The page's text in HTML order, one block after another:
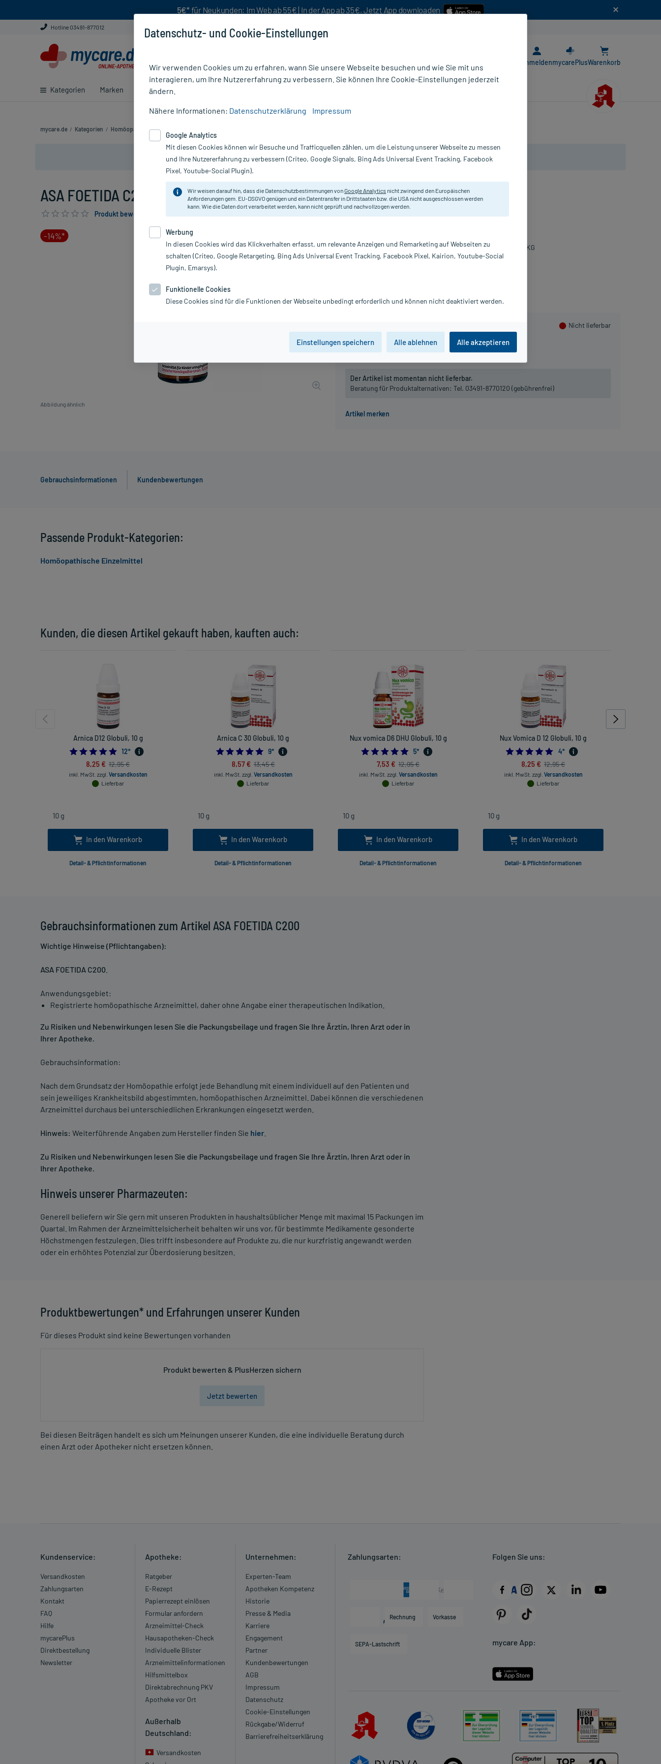
5€* für Neukunden: Im Web ab 55€ | In der App ab 35€. Jetzt App downloaden
Hotline 03491-877012
Kategorien Marken Ratgeber
AnmeldenmycarePlusWarenkorb
mycare.de / Kategorien / Homöopathie / Einzelmittel
Nur für kurze Zeit:Gratis-Versand* ab 19€ Mindestbestellwert!
ASA FOETIDA C200, 10 g
Produkt bewerten & PlusHerzen sichern
-14%*
Abbildung ähnlich
Grundpreis: 1.872,00 € / kg
Nicht lieferbar
10 g, C30 10 g, C200
Der Artikel ist momentan nicht lieferbar.
Beratung für Produktalternativen: Tel. 03491-8770120 (gebührenfrei)
Homöopathisches Arzneimittel.
Darreichung:
Globuli
Hersteller:
DHU-Arzneimittel GmbH & Co. KG
Gebrauchsinformationen Kundenbewertungen
Gebrauchsinformationen zum Artikel ASA FOETIDA C200
Wichtige Hinweise (Pflichtangaben):
ASA FOETIDA C200
Anwendungsgebiet:
Registrierte homöopathische Arzneimittel, daher ohne Angabe einer therapeutischen Indikation.
Zu Risiken und Nebenwirkungen lesen Sie die Packungsbeilage und fragen Sie Ihre Ärztin, Ihren Arzt oder in
Ihrer Apotheke.
Gebrauchsinformation:
Nach dem Grundsatz der Homöopathie erfolgt jede Behandlung mit einem individuell auf den Patienten und
sein jeweiliges Krankheitsbild abgestimmten, homöopathischen Arzneimittel. Dabei können die verschiedenen
Arzneimittel durchaus bei unterschiedlichen Erkrankungen eingesetzt werden.
Hinweis: Weiterführende Angaben zum Hersteller finden Sie hier
Zu Risiken und Nebenwirkungen lesen Sie die Packungsbeilage und fragen Sie Ihre Ärztin, Ihren Arzt oder in
Ihrer Apotheke.
Hinweis unserer Pharmazeuten:
Generell beliefern wir Sie gern mit unseren Produkten in haushaltsüblicher Menge mit maximal 15 Packungen im
Quartal. Im Rahmen der Arzneimittelsicherheit behalten wir uns vor, für bestimmte Medikamente gesonderte
Höchstmengen festzulegen. Dies trifft insbesondere auf Produkte zu, die nur kurzfristig angewandt werden
oder ein erhöhtes Potenzial zur Überdosierung besitzen.
Produktbewertungen* und Erfahrungen unserer Kunden
Für dieses Produkt sind keine Bewertungen vorhanden
Produkt bewerten & PlusHerzen sichern
Jetzt bewerten
Bei diesen Beiträgen handelt es sich um Meinungen unserer Kunden, die eine individuelle Beratung durch
einen Arzt oder Apotheker nicht ersetzen können.
Kunden, die diesen Artikel gekauft haben, kauften auch:
Arnica D12 Globuli, 10 g
5.0
12*
8,25 € 12,95 €
inkl. MwSt. zzgl. Versandkosten
Lieferbar
In den Warenkorb
Detail- & Pflichtinformationen
Arnica C 30 Globuli, 10 g
4.888888888888889
9*
8,57 € 13,45 €
inkl. MwSt. zzgl. Versandkosten
Lieferbar
In den Warenkorb
Detail- & Pflichtinformationen
Nux vomica D6 DHU Globuli, 10 g
5.0
5*
7,53 € 12,95 €
inkl. MwSt. zzgl. Versandkosten
Lieferbar
In den Warenkorb
Detail- & Pflichtinformationen
Nux Vomica D 12 Globuli, 10 g
4.75
4*
8,25 € 12,95 €
inkl. MwSt. zzgl. Versandkosten
Lieferbar
In den Warenkorb
Detail- & Pflichtinformationen
Passende Produkt-Kategorien:
Homöopathische Einzelmittel
Kundenservice:
Versandkosten
Zahlungsarten
Kontakt
FAQ
Hilfe
mycarePlus
Direktbestellung
Newsletter
Apotheke:
Ratgeber
E-Rezept
Papierrezept einlösen
Formular anfordern
Arzneimittel-Check
Hausapotheken-Check
Individuelle Blister
Arzneimittelinformationen
Hilfsmittelbox
Direktabrechnung PKV
Apotheke vor Ort
Außerhalb
Deutschland:
Versandkosten
Unternehmen:
Experten-Team
Apotheken Kompetenz
Historie
Presse & Media
Karriere
Engagement
Partner
Kundenbewertungen
AGB
Impressum
Datenschutz
Cookie-Einstellungen
Rückgabe/Widerruf
Barrierefreiheitserklärung
Zahlungsarten:
Rechnung Vorkasse
SEPA-Lastschrift
Folgen Sie uns:
mycare App:
Datenschutz- und Cookie-Einstellungen
Wir verwenden Cookies um zu erfahren, wann Sie unsere Webseite besuchen und wie Sie mit uns
interagieren, um Ihre Nutzererfahrung zu verbessern. Sie können Ihre Cookie-Einstellungen jederzeit
ändern.
Nähere Informationen: Datenschutzerklärung Impressum
Google Analytics
Mit diesen Cookies können wir Besuche und Trafficquellen zählen, um die Leistung unserer Webseite zu messen
und Ihre Nutzererfahrung zu verbessern (Criteo, Google Signals, Bing Ads Universal Event Tracking, Facebook
Pixel, Youtube-Social Plugin).
Wir weisen darauf hin, dass die Datenschutzbestimmungen vonGoogle Analytics nicht zwingend den Europäischen
Anforderungen gem. EU-DSGVO genügen und ein Datentransfer in Drittstaaten bzw. die USA nicht ausgeschlossen werden
kann. Wie die Daten dort verarbeitet werden, kann nicht geprüft und nachvollzogen werden.
Werbung
In diesen Cookies wird das Klickverhalten erfasst, um relevante Anzeigen und Remarketing auf Webseiten zu
schalten (Criteo, Google Retargeting, Bing Ads Universal Event Tracking, Facebook Pixel, Kairion, Youtube-Social
Plugin, Emarsys).
Funktionelle Cookies
Diese Cookies sind für die Funktionen der Webseite unbedingt erforderlich und können nicht deaktiviert werden.
Einstellungen speichern Alle ablehnen Alle akzeptieren